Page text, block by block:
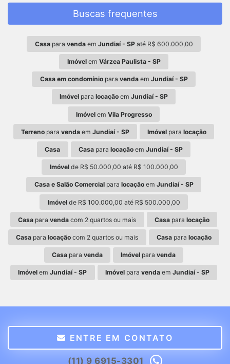
Buscas frequentes
Casapara vendaem Jundiaí - SPaté R$ 600.000,00
Imóvelem Várzea Paulista - SP
Casa em condomíniopara vendaem Jundiaí - SP
Imóvel para locação em Jundiaí - SP
Imóvelem Vila Progresso
Terrenopara vendaem Jundiaí - SP Imóvel paralocação
Casa Casapara locaçãoem Jundiaí - SP
Imóvelde R$ 50.000,00 até R$ 100.000,00
Casa e Salão Comercialpara locaçãoem Jundiaí - SP
Imóvelde R$ 100.000,00 até R$ 500.000,00
Casa paravenda com 2 quartos ou mais Casapara locação
Casa paralocação com 2 quartos ou mais Casapara locação
Casapara venda Imóvel paravenda
Imóvel emJundiaí - SP Imóvelpara vendaem Jundiaí - SP
ENTRE EM CONTATO
(11) 9 6915-3301